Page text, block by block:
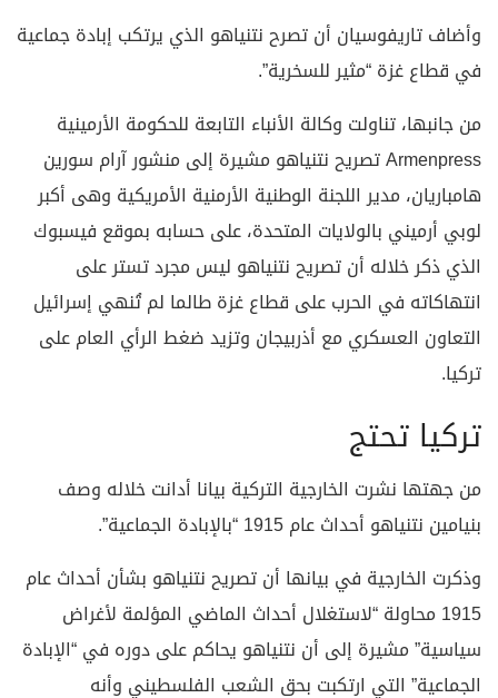
وأضاف تاريفوسيان أن تصرح نتنياهو الذي يرتكب إبادة جماعية
في قطاع غزة “مثير للسخرية”.
من جانبها، تناولت وكالة الأنباء التابعة للحكومة الأرمينية
Armenpress تصريح نتنياهو مشيرة إلى منشور آرام سورين
هامباريان، مدير اللجنة الوطنية الأرمنية الأمريكية وهى أكبر
لوبي أرميني بالولايات المتحدة، على حسابه بموقع فيسبوك
الذي ذكر خلاله أن تصريح نتنياهو ليس مجرد تستر على
انتهاكاته في الحرب على قطاع غزة طالما لم تُنهي إسرائيل
التعاون العسكري مع أذربيجان وتزيد ضغط الرأي العام على
تركيا.
تركيا تحتج
من جهتها نشرت الخارجية التركية بيانا أدانت خلاله وصف
بنيامين نتنياهو أحداث عام 1915 “بالإبادة الجماعية”.
وذكرت الخارجية في بيانها أن تصريح نتنياهو بشأن أحداث عام
1915 محاولة “لاستغلال أحداث الماضي المؤلمة لأغراض
سياسية” مشيرة إلى أن نتنياهو يحاكم على دوره في “الإبادة
الجماعية” التي ارتكبت بحق الشعب الفلسطيني وأنه